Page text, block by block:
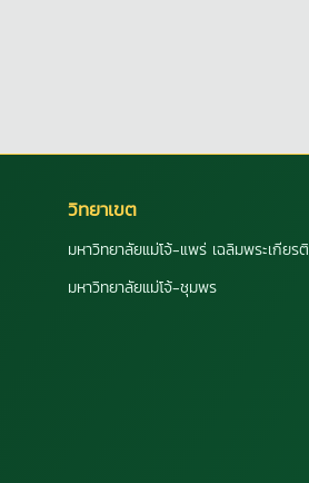
วิทยาเขต
มหาวิทยาลัยแม่โจ้-แพร่ เฉลิมพระเกียรติ
มหาวิทยาลัยแม่โจ้-ชุมพร